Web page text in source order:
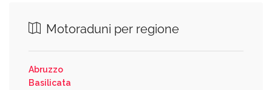
Motoraduni per regione
Abruzzo
Basilicata